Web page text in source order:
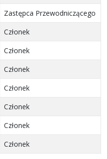
Zastępca Przewodniczącego
Członek
Członek
Członek
Członek
Członek
Członek
Członek